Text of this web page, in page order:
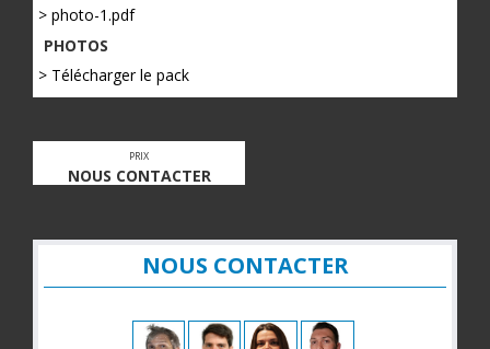
> photo-1.pdf
PHOTOS
> Télécharger le pack
PRIX
NOUS CONTACTER
NOUS CONTACTER